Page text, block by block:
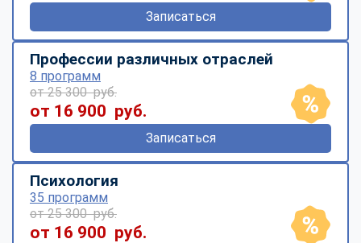
Записаться
Профессии различных отраслей
8 программ
от 25 300 руб.
от 16 900 руб.
Записаться
Психология
35 программ
от 25 300 руб.
от 16 900 руб.